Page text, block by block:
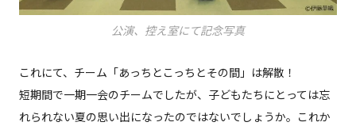
公演、控え室にて記念写真
これにて、チーム「あっちとこっちとその間」は解散！
短期間で一期一会のチームでしたが、子どもたちにとっては忘
れられない夏の思い出になったのではないでしょうか。これか